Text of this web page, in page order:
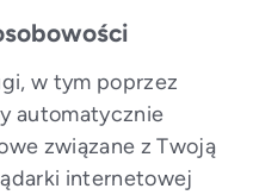
w tym poprzez
automatycznie
związane z Twoją
internetowej